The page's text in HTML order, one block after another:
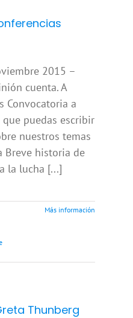
2015 –
cuenta. A
Convocatoria a
puedas escribir
nuestros temas
Breve historia de
la lucha [...]
Más información
Thunberg